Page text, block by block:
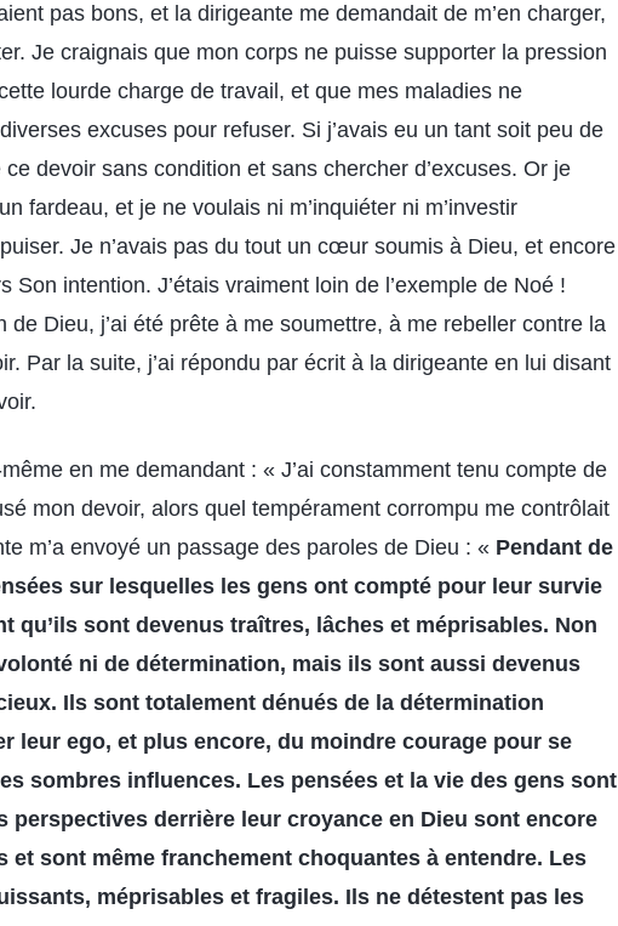
pas bons, et la dirigeante me demandait de m’en charger,
Je craignais que mon corps ne puisse supporter la pression
lourde charge de travail, et que mes maladies ne
excuses pour refuser. Si j’avais eu un tant soit peu de
devoir sans condition et sans chercher d’excuses. Or je
fardeau, et je ne voulais ni m’inquiéter ni m’investir
Je n’avais pas du tout un cœur soumis à Dieu, et encore
Son intention. J’étais vraiment loin de l’exemple de Noé !
de Dieu, j’ai été prête à me soumettre, à me rebeller contre la
Par la suite, j’ai répondu par écrit à la dirigeante en lui disant
en me demandant : « J’ai constamment tenu compte de
mon devoir, alors quel tempérament corrompu me contrôlait
m’a envoyé un passage des paroles de Dieu : « Pendant de
sur lesquelles les gens ont compté pour leur survie
qu’ils sont devenus traîtres, lâches et méprisables. Non
ni de détermination, mais ils sont aussi devenus
Ils sont totalement dénués de la détermination
leur ego, et plus encore, du moindre courage pour se
sombres influences. Les pensées et la vie des gens sont
perspectives derrière leur croyance en Dieu sont encore
sont même franchement choquantes à entendre. Les
méprisables et fragiles. Ils ne détestent pas les